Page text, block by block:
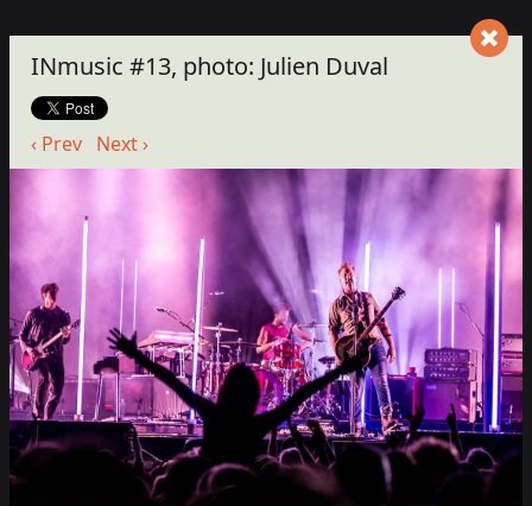
INmusic #13, photo: Julien Duval
‹ Prev Next ›